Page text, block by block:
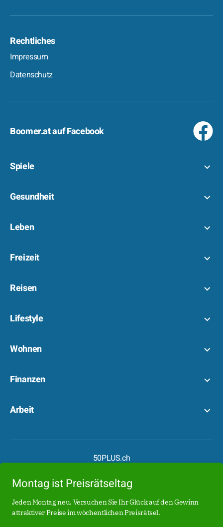
Rechtliches
Impressum
Datenschutz
Boomer.at auf Facebook
Spiele
Gesundheit
Leben
Freizeit
Reisen
Lifestyle
Wohnen
Finanzen
Arbeit
50PLUS.ch
Boomer.at
Date50.ch
Date50.de
Montag ist Preisrätseltag
Jeden Montag neu. Versuchen Sie Ihr Glück auf den Gewinn
attraktiver Preise im wöchentlichen Preisrätsel.